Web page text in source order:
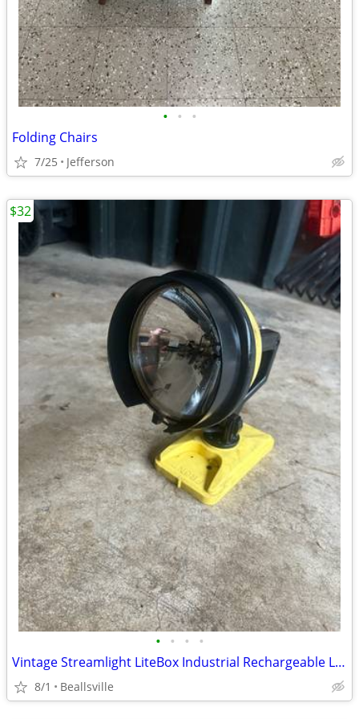
• • •
Folding Chairs
7/25 Jefferson
• • • •
Vintage Streamlight LiteBox Industrial Rechargeable Lantern / Spotlight
8/1 Beallsville
$32